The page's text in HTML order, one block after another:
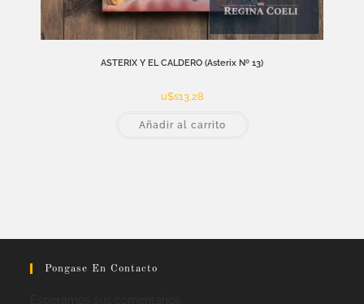
ASTERIX Y EL CALDERO (Asterix Nº 13)
u$s13,28
Añadir al carrito
Pongase En Contacto